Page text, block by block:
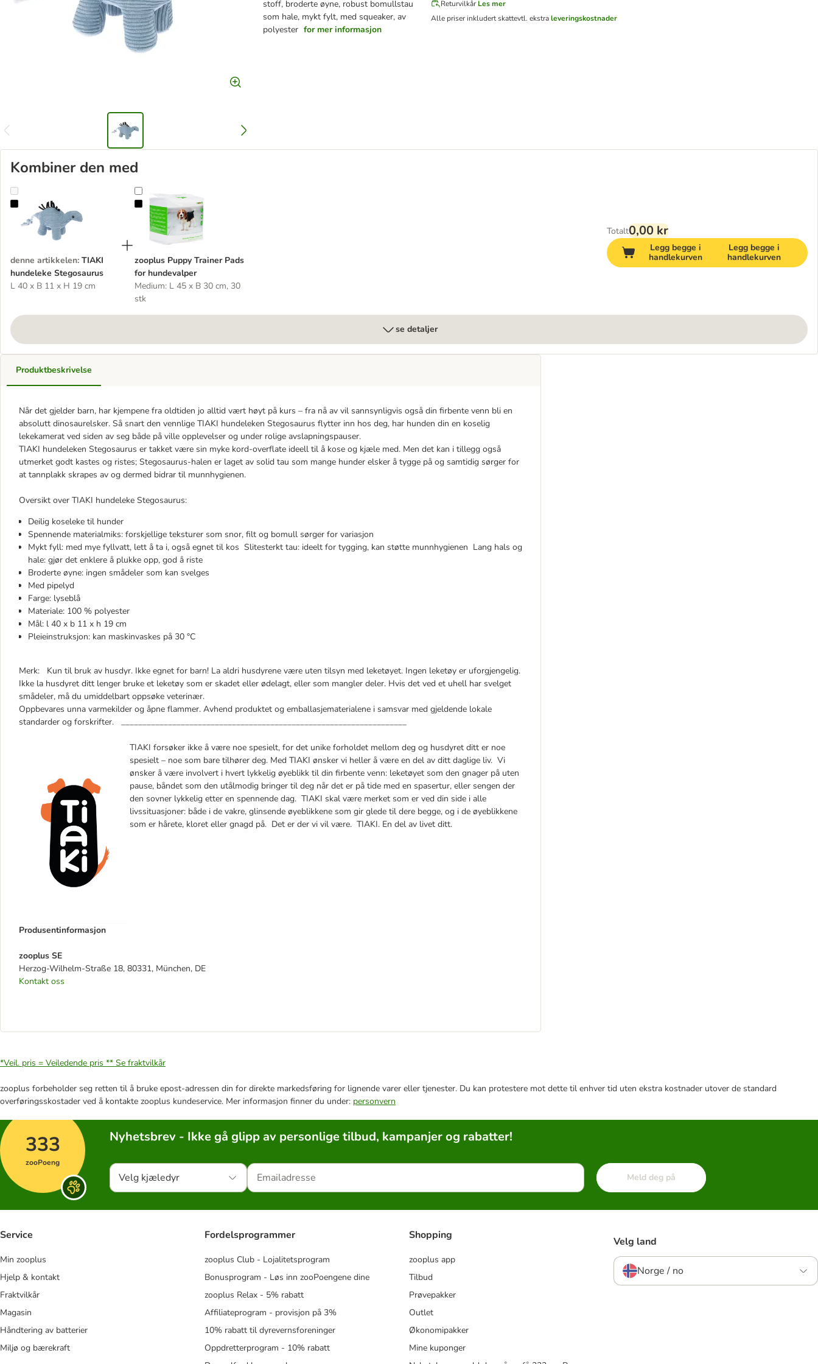
stoff, broderte øyne, robust bomullstau
som hale, mykt fylt, med squeaker, av
polyester for mer informasjon
Returvilkår Les mer
Alle priser inkludert skattevtl. ekstraleveringskostnader
Kombiner den med
TIAKI hundeleke Stegosaurus
denne artikkelen: TIAKI
hundeleke Stegosaurus
L 40 x B 11 x H 19 cm
zooplus Puppy Trainer Pads for hundevalper
zooplus Puppy Trainer Pads
for hundevalper
Medium: L 45 x B 30 cm, 30
stk
Totalt0,00 kr
Legg begge i
handlekurven
Legg begge i
handlekurven
se detaljer
Produktbeskrivelse
Når det gjelder barn, har kjempene fra oldtiden jo alltid vært høyt på kurs – fra nå av vil sannsynligvis også din firbente venn bli en
absolutt dinosaurelsker. Så snart den vennlige TIAKI hundeleken Stegosaurus flytter inn hos deg, har hunden din en koselig
lekekamerat ved siden av seg både på ville opplevelser og under rolige avslapningspauser.
TIAKI hundeleken Stegosaurus er takket være sin myke kord-overflate ideell til å kose og kjæle med. Men det kan i tillegg også
utmerket godt kastes og ristes; Stegosaurus-halen er laget av solid tau som mange hunder elsker å tygge på og samtidig sørger for
at tannplakk skrapes av og dermed bidrar til munnhygienen.
Oversikt over TIAKI hundeleke Stegosaurus:
Deilig koseleke til hunder
Spennende materialmiks: forskjellige teksturer som snor, filt og bomull sørger for variasjon
Mykt fyll: med mye fyllvatt, lett å ta i, også egnet til kos Slitesterkt tau: ideelt for tygging, kan støtte munnhygienen Lang hals og
hale: gjør det enklere å plukke opp, god å riste
Broderte øyne: ingen smådeler som kan svelges
Med pipelyd
Farge: lyseblå
Materiale: 100 % polyester
Mål: l 40 x b 11 x h 19 cm
Pleieinstruksjon: kan maskinvaskes på 30 °C
Merk: Kun til bruk av husdyr. Ikke egnet for barn! La aldri husdyrene være uten tilsyn med leketøyet. Ingen leketøy er uforgjengelig.
Ikke la husdyret ditt lenger bruke et leketøy som er skadet eller ødelagt, eller som mangler deler. Hvis det ved et uhell har svelget
smådeler, må du umiddelbart oppsøke veterinær.
Oppbevares unna varmekilder og åpne flammer. Avhend produktet og emballasjematerialene i samsvar med gjeldende lokale
standarder og forskrifter. ___________________________________________________________________
TIAKI forsøker ikke å være noe spesielt, for det unike forholdet mellom deg og husdyret ditt er noe
spesielt – noe som bare tilhører deg. Med TIAKI ønsker vi heller å være en del av ditt daglige liv. Vi
ønsker å være involvert i hvert lykkelig øyeblikk til din firbente venn: leketøyet som den gnager på uten
pause, båndet som den utålmodig bringer til deg når det er på tide med en spasertur, eller sengen der
den sovner lykkelig etter en spennende dag. TIAKI skal være merket som er ved din side i alle
livssituasjoner: både i de vakre, glinsende øyeblikkene som gir glede til dere begge, og i de øyeblikkene
som er hårete, kloret eller gnagd på. Det er der vi vil være. TIAKI. En del av livet ditt.
Produsentinformasjon
zooplus SE
Herzog-Wilhelm-Straße 18, 80331, München, DE
Kontakt oss
*Veil. pris = Veiledende pris ** Se fraktvilkår
zooplus forbeholder seg retten til å bruke epost-adressen din for direkte markedsføring for lignende varer eller tjenester. Du kan protestere mot dette til enhver tid uten ekstra kostnader utover de standard
overføringsskostader ved å kontakte zooplus kundeservice. Mer informasjon finner du under: personvern
333
zooPoeng
Nyhetsbrev - Ikke gå glipp av personlige tilbud, kampanjer og rabatter!
Velg kjæledyr Meld deg på
Service
Min zooplus
Hjelp & kontakt
Fraktvilkår
Magasin
Håndtering av batterier
Miljø og bærekraft
Fordelsprogrammer
zooplus Club - Lojalitetsprogram
Bonusprogram - Løs inn zooPoengene dine
zooplus Relax - 5% rabatt
Affiliateprogram - provisjon på 3%
10% rabatt til dyrevernsforeninger
Oppdretterprogram - 10% rabatt
Shopping
zooplus app
Tilbud
Prøvepakker
Outlet
Økonomipakker
Mine kuponger
Velg land
Norge / no